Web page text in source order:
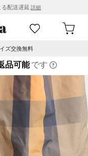
る配送遅延 詳細
ズ交換無料
品可能です